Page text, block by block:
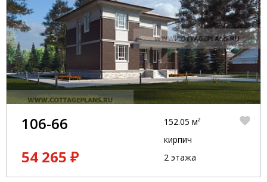
106-66
54 265 ₽
152.05 м²
кирпич
2 этажа